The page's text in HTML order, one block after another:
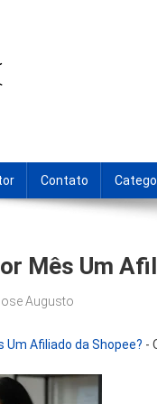
Contato
Mês Um
Augusto
Um Afiliado da Shopee? -